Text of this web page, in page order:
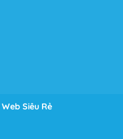
Web Siêu Rẻ